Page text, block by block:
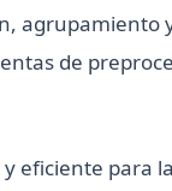
agrupamiento
de
eficiente para